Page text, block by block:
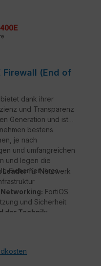
Firewall (End of
dank ihrer
und Transparenz
Generation und ist
bestens
je nach
und umfangreichen
und legen die
Sicherheit Ihres
Leaderfür Netzwerk
FortiOS
und Sicherheit
der Technik:
Services